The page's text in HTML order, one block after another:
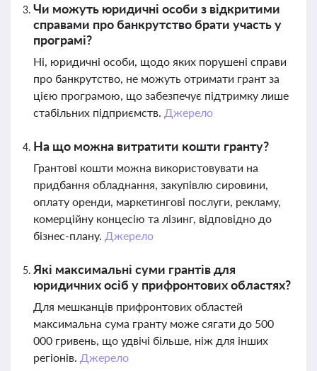
Чи можуть юридичні особи з відкритими
справами про банкрутство брати участь у
програмі?
Ні, юридичні особи, щодо яких порушені справи
про банкрутство, не можуть отримати грант за
цією програмою, що забезпечує підтримку лише
стабільних підприємств. Джерело
На що можна витратити кошти гранту?
Грантові кошти можна використовувати на
придбання обладнання, закупівлю сировини,
оплату оренди, маркетингові послуги, рекламу,
комерційну концесію та лізинг, відповідно до
бізнес-плану. Джерело
Які максимальні суми грантів для
юридичних осіб у прифронтових областях?
Для мешканців прифронтових областей
максимальна сума гранту може сягати до 500
000 гривень, що удвічі більше, ніж для інших
регіонів. Джерело